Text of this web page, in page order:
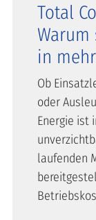
Total
Warum
in
Ob
oder
Energie ist
laufenden